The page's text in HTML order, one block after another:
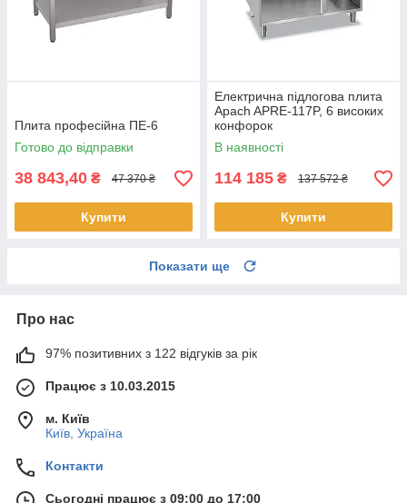
Плита професійна ПЕ-6
Готово до відправки
38 843,40 ₴ 47 370 ₴
Купити
Електрична підлогова плита
Apach APRE-117P, 6 високих
конфорок
В наявності
114 185 ₴ 137 572 ₴
Купити
Показати ще
Про нас
97% позитивних з 122 відгуків за рік
Працює з 10.03.2015
м. Київ
Київ, Україна
Контакти
Сьогодні працює з 09:00 до 17:00